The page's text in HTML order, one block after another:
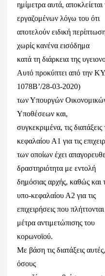
ημίμετρα αυτά,
εργαζομένων λόγω του ότι
αποτελούν ειδική
χωρίς κανένα εισόδημα
κατά τη διάρκεια της
Αυτό προκύπτει από την
1078Β’/28-03-2020)
των Υπουργών
Υποθέσεων και,
συγκεκριμένα, τις
κεφαλαίου Α1 για τις
των οποίων έχει
δραστηριότητα με εντολή
δημόσιας αρχής, καθώς και
υπο-κεφαλαίου Α2 για τις
επιχειρήσεις που
μέτρα αντιμετώπισης του
κορωνοϊού.
Με βάση τις διατάξεις
όσους